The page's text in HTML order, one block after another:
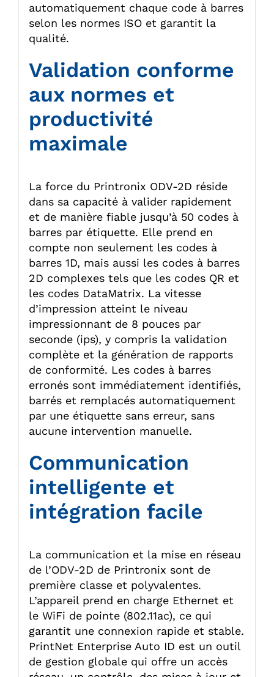
automatiquement chaque code à barres
selon les normes ISO et garantit la
qualité.
Validation conforme
aux normes et
productivité
maximale
La force du Printronix ODV-2D réside
dans sa capacité à valider rapidement
et de manière fiable jusqu’à 50 codes à
barres par étiquette. Elle prend en
compte non seulement les codes à
barres 1D, mais aussi les codes à barres
2D complexes tels que les codes QR et
les codes DataMatrix. La vitesse
d’impression atteint le niveau
impressionnant de 8 pouces par
seconde (ips), y compris la validation
complète et la génération de rapports
de conformité. Les codes à barres
erronés sont immédiatement identifiés,
barrés et remplacés automatiquement
par une étiquette sans erreur, sans
aucune intervention manuelle.
Communication
intelligente et
intégration facile
La communication et la mise en réseau
de l’ODV-2D de Printronix sont de
première classe et polyvalentes.
L’appareil prend en charge Ethernet et
le WiFi de pointe (802.11ac), ce qui
garantit une connexion rapide et stable.
PrintNet Enterprise Auto ID est un outil
de gestion globale qui offre un accès